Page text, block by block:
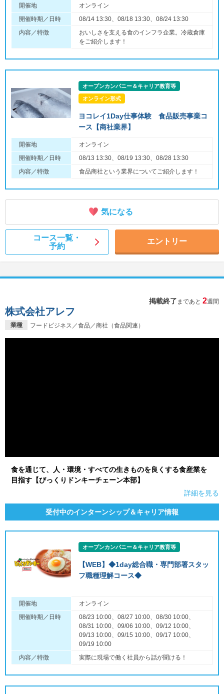
開催地
オンライン
開催時期／日時
08/14 13:30、08/18 13:30、08/24 13:30
内容／特徴
おいしさを支える食のインフラ企業。冷蔵倉庫
をご紹介します！
オープンカンパニー＆キャリア教育等
オンライン形式
ヨコレイ1Day仕事体験 食品販売事業コ
ース【商社業界】
開催地
オンライン
開催時期／日時
08/13 13:30、08/19 13:30、08/28 13:30
内容／特徴
食品商社という業界についてご紹介します！
気になる
コース一覧・
予約
エントリー
掲載終了 まであと 2週間
業種 フードビジネス／食品／商社（食品関連）
株式会社アレフ
食を通じて、人・環境・すべての生きものを良くする食産業を
目指す【びっくりドンキーチェーン本部】
詳細を見る
受付中のインターンシップ＆キャリア情報
オープンカンパニー＆キャリア教育等
【WEB】◆1day総合職・専門部署スタッ
フ職種理解コース◆
開催地
オンライン
開催時期／日時
08/23 10:00、08/27 10:00、08/30 10:00、
08/31 10:00、09/06 10:00、09/12 10:00、
09/13 10:00、09/15 10:00、09/17 10:00、
09/19 10:00
内容／特徴
実際に現場で働く社員から話が聞ける！